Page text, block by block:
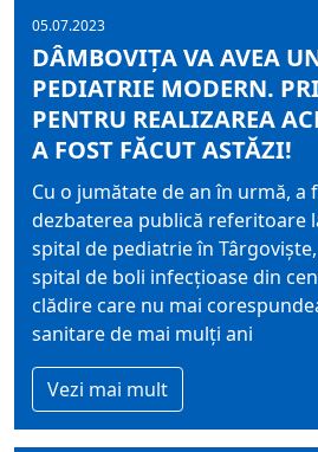
05.07.2023
DÂMBOVIȚA VA AVEA
PEDIATRIE MODERN.
PENTRU REALIZAREA
A FOST FĂCUT ASTĂZI!
Cu o jumătate de an în urmă, a
dezbaterea publică referitoare
spital de pediatrie în
spital de boli infecțioase din
clădire care nu mai
sanitare de mai mulți ani
Vezi mai mult